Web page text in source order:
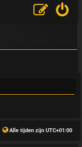
Alle tijden zijn UTC+01:00